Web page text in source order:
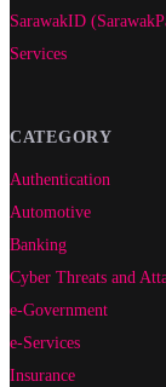
SarawakID
Services
CATEGORY
Authentication
Automotive
Banking
Cyber Threats and
e-Government
e-Services
Insurance